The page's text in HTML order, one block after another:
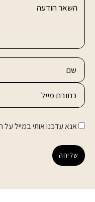
אנא עדכנו אותי במייל
שליחה